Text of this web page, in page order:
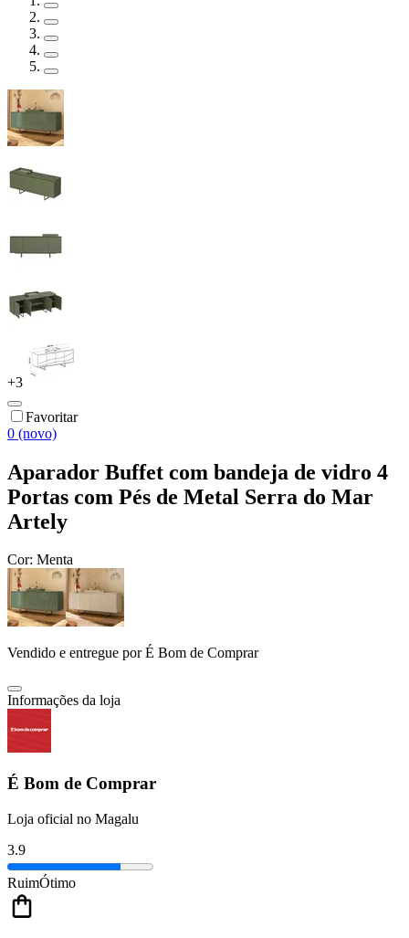
+3
Favoritar
0 (novo)
Aparador Buffet com bandeja de vidro 4
Portas com Pés de Metal Serra do Mar
Artely
Cor: Menta
Vendido e entregue por É Bom de Comprar
Informações da loja
É Bom de Comprar
Loja oficial no Magalu
3.9
RuimÓtimo